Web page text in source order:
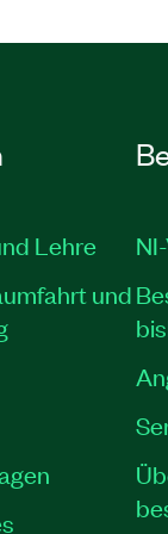
die im Kurs
and Kit
Lehre
und